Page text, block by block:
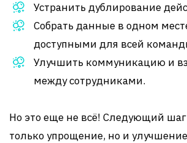
Устранить дублирование
Собрать данные в одном
доступными для всей
Улучшить коммуникацию и
между сотрудниками.
Но это еще не всё! Следующий шаг
только упрощение, но и